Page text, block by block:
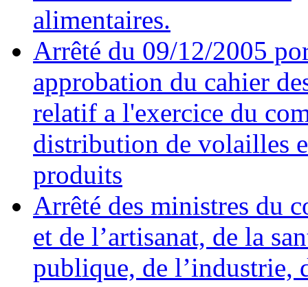
alimentaires.
Arrêté du 09/12/2005
approbation du cahier
relatif a l'exercice du
distribution de volailles
produits
Arrêté des ministres du
et de l’artisanat, de la
publique, de l’industrie,